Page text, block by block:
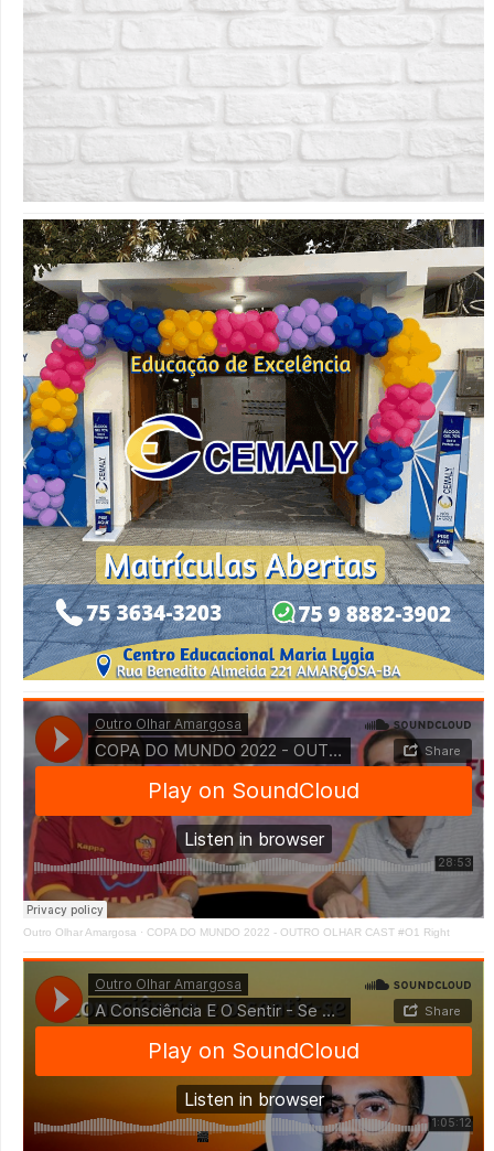
Outro Olhar Amargosa · COPA DO MUNDO 2022 - OUTRO OLHAR CAST #O1 Right